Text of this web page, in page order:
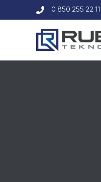
0 850 255 22 11